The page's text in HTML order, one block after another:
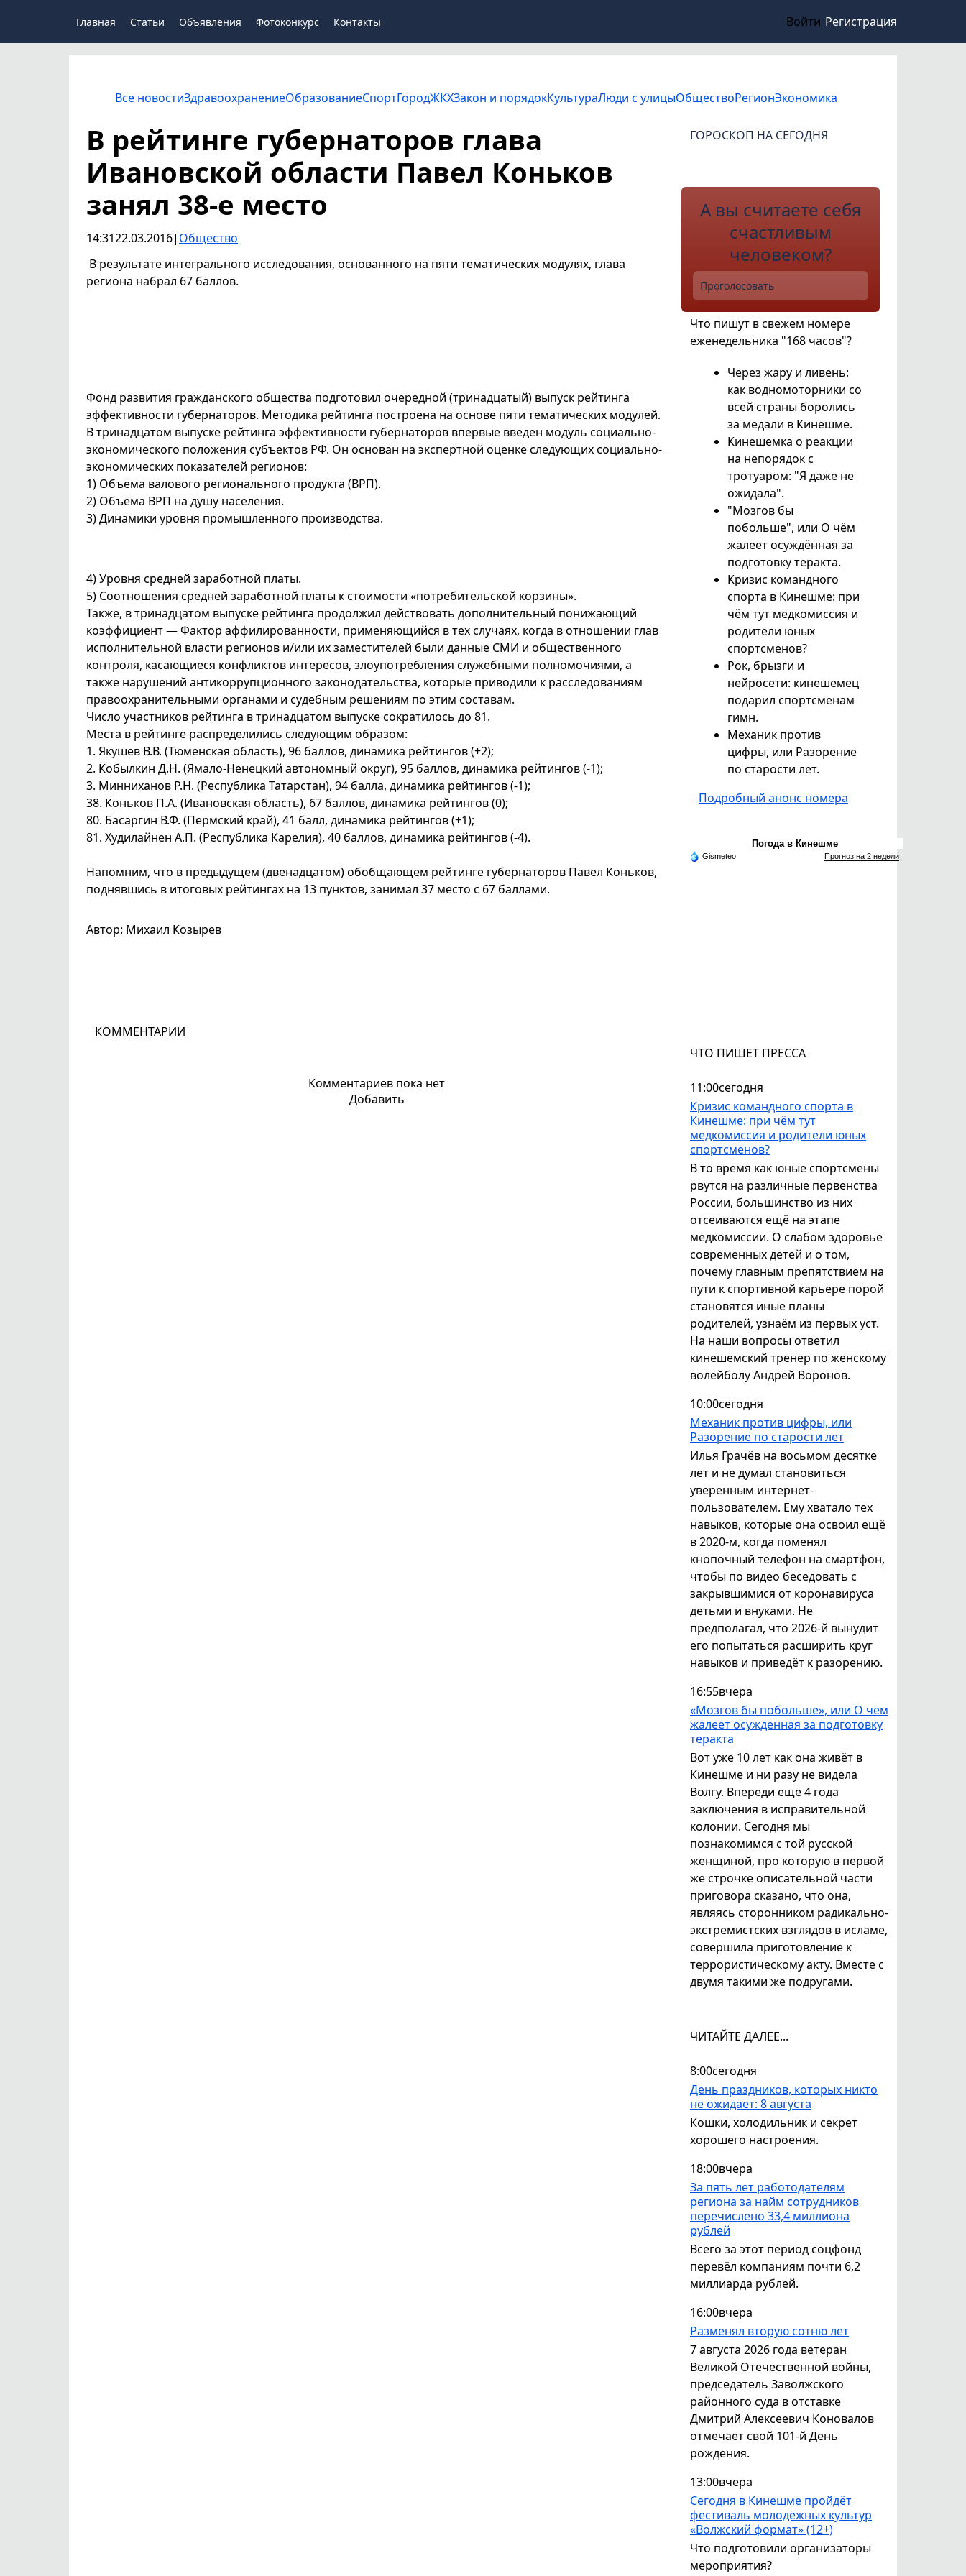
Главная Статьи Объявления Фотоконкурс Контакты Войти Регистрация
Все новостиЗдравоохранениеОбразованиеСпортГородЖКХЗакон и порядокКультураЛюди с улицыОбществоРегионЭкономика
ЧТО ПИШЕТ ПРЕССА
11:00сегодня
Кризис командного спорта в
Кинешме: при чём тут
медкомиссия и родители юных
спортсменов?
В то время как юные спортсмены
рвутся на различные первенства
России, большинство из них
отсеиваются ещё на этапе
медкомиссии. О слабом здоровье
современных детей и о том,
почему главным препятствием на
пути к спортивной карьере порой
становятся иные планы
родителей, узнаём из первых уст.
На наши вопросы ответил
кинешемский тренер по женскому
волейболу Андрей Воронов.
10:00сегодня
Механик против цифры, или
Разорение по старости лет
Илья Грачёв на восьмом десятке
лет и не думал становиться
уверенным интернет-
пользователем. Ему хватало тех
навыков, которые она освоил ещё
в 2020-м, когда поменял
кнопочный телефон на смартфон,
чтобы по видео беседовать с
закрывшимися от коронавируса
детьми и внуками. Не
предполагал, что 2026-й вынудит
его попытаться расширить круг
навыков и приведёт к разорению.
16:55вчера
«Мозгов бы побольше», или О чём
жалеет осужденная за подготовку
теракта
Вот уже 10 лет как она живёт в
Кинешме и ни разу не видела
Волгу. Впереди ещё 4 года
заключения в исправительной
колонии. Сегодня мы
познакомимся с той русской
женщиной, про которую в первой
же строчке описательной части
приговора сказано, что она,
являясь сторонником радикально-
экстремистских взглядов в исламе,
совершила приготовление к
террористическому акту. Вместе с
двумя такими же подругами.
ЧИТАЙТЕ ДАЛЕЕ...
8:00сегодня
День праздников, которых никто
не ожидает: 8 августа
Кошки, холодильник и секрет
хорошего настроения.
18:00вчера
За пять лет работодателям
региона за найм сотрудников
перечислено 33,4 миллиона
рублей
Всего за этот период соцфонд
перевёл компаниям почти 6,2
миллиарда рублей.
16:00вчера
Разменял вторую сотню лет
7 августа 2026 года ветеран
Великой Отечественной войны,
председатель Заволжского
районного суда в отставке
Дмитрий Алексеевич Коновалов
отмечает свой 101-й День
рождения.
13:00вчера
Сегодня в Кинешме пройдёт
фестиваль молодёжных культур
«Волжский формат» (12+)
Что подготовили организаторы
мероприятия?
В рейтинге губернаторов глава
Ивановской области Павел Коньков
занял 38-е место
14:3122.03.2016| Общество
В результате интегрального исследования, основанного на пяти тематических модулях, глава
региона набрал 67 баллов.
Фонд развития гражданского общества подготовил очередной (тринадцатый) выпуск рейтинга
эффективности губернаторов. Методика рейтинга построена на основе пяти тематических модулей.
В тринадцатом выпуске рейтинга эффективности губернаторов впервые введен модуль социально-
экономического положения субъектов РФ. Он основан на экспертной оценке следующих социально-
экономических показателей регионов:
1) Объема валового регионального продукта (ВРП).
2) Объёма ВРП на душу населения.
3) Динамики уровня промышленного производства.
4) Уровня средней заработной платы.
5) Соотношения средней заработной платы к стоимости «потребительской корзины».
Также, в тринадцатом выпуске рейтинга продолжил действовать дополнительный понижающий
коэффициент — Фактор аффилированности, применяющийся в тех случаях, когда в отношении глав
исполнительной власти регионов и/или их заместителей были данные СМИ и общественного
контроля, касающиеся конфликтов интересов, злоупотребления служебными полномочиями, а
также нарушений антикоррупционного законодательства, которые приводили к расследованиям
правоохранительными органами и судебным решениям по этим составам.
Число участников рейтинга в тринадцатом выпуске сократилось до 81.
Места в рейтинге распределились следующим образом:
1. Якушев В.В. (Тюменская область), 96 баллов, динамика рейтингов (+2);
2. Кобылкин Д.Н. (Ямало-Ненецкий автономный округ), 95 баллов, динамика рейтингов (-1);
3. Минниханов Р.Н. (Республика Татарстан), 94 балла, динамика рейтингов (-1);
38. Коньков П.А. (Ивановская область), 67 баллов, динамика рейтингов (0);
80. Басаргин В.Ф. (Пермский край), 41 балл, динамика рейтингов (+1);
81. Худилайнен А.П. (Республика Карелия), 40 баллов, динамика рейтингов (-4).
Напомним, что в предыдущем (двенадцатом) обобщающем рейтинге губернаторов Павел Коньков,
поднявшись в итоговых рейтингах на 13 пунктов, занимал 37 место с 67 баллами.
Автор: Михаил Козырев
КОММЕНТАРИИ
Комментариев пока нет
Добавить
ГОРОСКОП НА СЕГОДНЯ
А вы считаете себя
счастливым
человеком?
Проголосовать
Что пишут в свежем номере
еженедельника "168 часов"?
Через жару и ливень:
как водномоторники со
всей страны боролись
за медали в Кинешме.
Кинешемка о реакции
на непорядок с
тротуаром: "Я даже не
ожидала".
"Мозгов бы
побольше", или О чём
жалеет осуждённая за
подготовку теракта.
Кризис командного
спорта в Кинешме: при
чём тут медкомиссия и
родители юных
спортсменов?
Рок, брызги и
нейросети: кинешемец
подарил спортсменам
гимн.
Механик против
цифры, или Разорение
по старости лет.
Подробный анонс номера
Погода в Кинешме
Gismeteo Прогноз на 2 недели